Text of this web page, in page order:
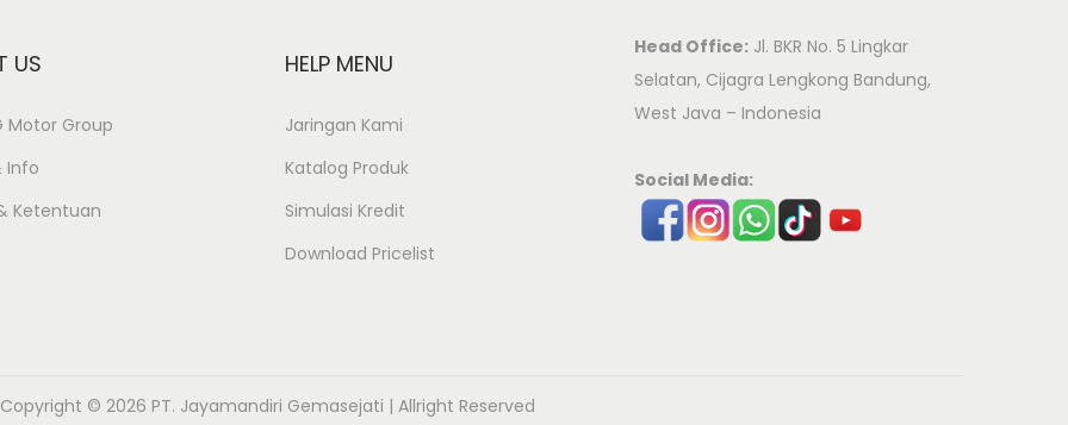
US
Motor Group
Info
Ketentuan
HELP MENU
Jaringan Kami
Katalog Produk
Simulasi Kredit
Download Pricelist
Head Office:Jl. BKR No. 5 Lingkar
Selatan, Cijagra Lengkong Bandung,
West Java – Indonesia
Social Media:
Copyright © 2026 PT. Jayamandiri Gemasejati | Allright Reserved